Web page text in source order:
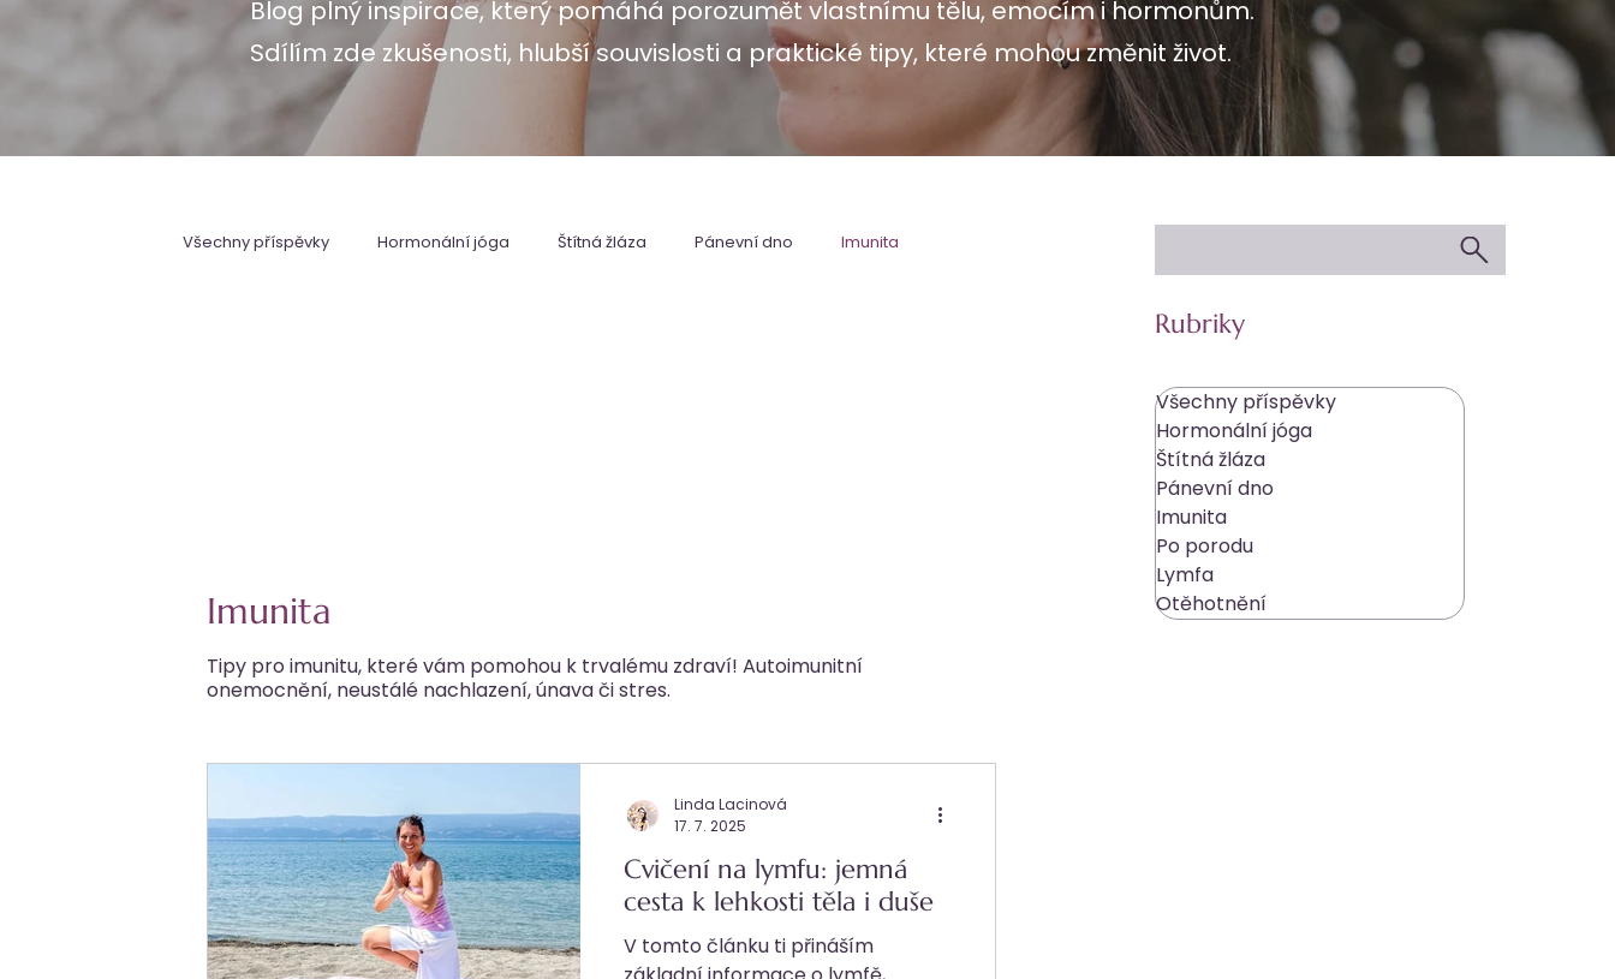
Blog plný inspirace, který pomáhá porozumět vlastnímu tělu, emocím i hormonům.
Sdílím zde zkušenosti, hlubší souvislosti a praktické tipy, které mohou změnit život.
Všechny příspěvky Hormonální jóga Štítná žláza Pánevní dno Imunita
Imunita
Tipy pro imunitu, které vám pomohou k trvalému zdraví! Autoimunitní
onemocnění, neustálé nachlazení, únava či stres.
Cvičení na lymfu: jemná
cesta k lehkosti těla i duše
V tomto článku ti přináším
Linda Lacinová
17. 7. 2025
Rubriky
Všechny příspěvky
Hormonální jóga
Štítná žláza
Pánevní dno
Imunita
Po porodu
Lymfa
Otěhotnění